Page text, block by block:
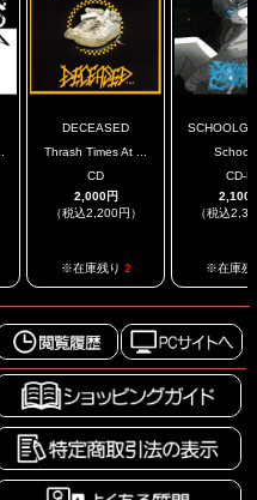
DECEASED
Thrash Times At ...
CD
2,000円
（税込2,200円）
※在庫残り 2
CD-R
2,100
（税込
※在庫残